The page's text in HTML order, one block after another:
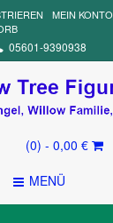
MEIN KONTO
05601-9390938
(0) - 0,00 €
MENÜ